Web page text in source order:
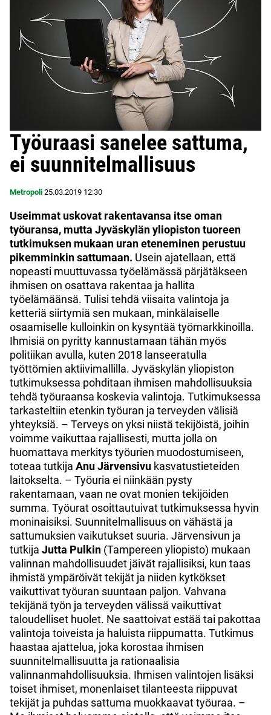
Työuraasi sanelee sattuma,
ei suunnitelmallisuus
Metropoli 25.03.2019 12:30
Useimmat uskovat rakentavansa itse oman
työuransa, mutta Jyväskylän yliopiston tuoreen
tutkimuksen mukaan uran eteneminen perustuu
pikemminkin sattumaan. Usein ajatellaan, että
nopeasti muuttuvassa työelämässä pärjätäkseen
ihmisen on osattava rakentaa ja hallita
työelämäänsä. Tulisi tehdä viisaita valintoja ja
ketteriä siirtymiä sen mukaan, minkälaiselle
osaamiselle kulloinkin on kysyntää työmarkkinoilla.
Ihmisiä on pyritty kannustamaan tähän myös
politiikan avulla, kuten 2018 lanseeratulla
työttömien aktiivimallilla. Jyväskylän yliopiston
tutkimuksessa pohditaan ihmisen mahdollisuuksia
tehdä työuraansa koskevia valintoja. Tutkimuksessa
tarkasteltiin etenkin työuran ja terveyden välisiä
yhteyksiä. – Terveys on yksi niistä tekijöistä, joihin
voimme vaikuttaa rajallisesti, mutta jolla on
huomattava merkitys työurien muodostumiseen,
toteaa tutkija Anu Järvensivu kasvatustieteiden
laitokselta. – Työuria ei niinkään pysty
rakentamaan, vaan ne ovat monien tekijöiden
summa. Työurat osoittautuivat tutkimuksessa hyvin
moninaisiksi. Suunnitelmallisuus on vähästä ja
sattumuksien vaikutukset suuria. Järvensivun ja
tutkija Jutta Pulkin (Tampereen yliopisto) mukaan
valinnan mahdollisuudet jäivät rajallisiksi, kun taas
ihmistä ympäröivät tekijät ja niiden kytkökset
vaikuttivat työuran suuntaan paljon. Vahvana
tekijänä työn ja terveyden välissä vaikuttivat
taloudelliset huolet. Ne saattoivat estää tai pakottaa
valintoja toiveista ja haluista riippumatta. Tutkimus
haastaa ajattelua, joka korostaa ihmisen
suunnitelmallisuutta ja rationaalisia
valinnanmahdollisuuksia. Ihmisen valintojen lisäksi
toiset ihmiset, monenlaiset tilanteesta riippuvat
tekijät ja puhdas sattuma muokkaavat työuraa. –